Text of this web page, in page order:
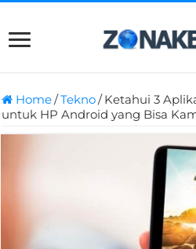
Home/Tekno/Ketahui 3
untuk HP Android yang Bisa